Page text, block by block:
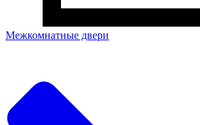
Межкомнатные двери